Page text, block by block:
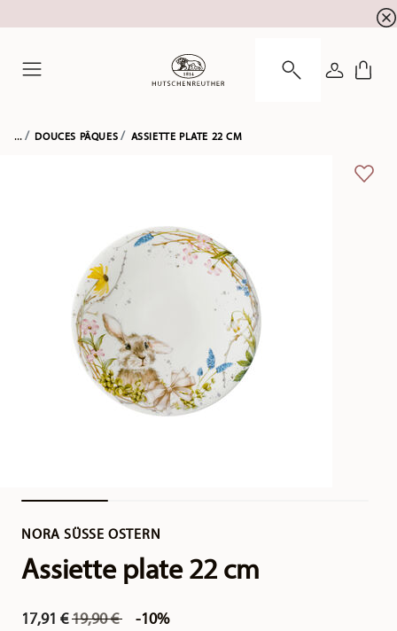
l'inscription à la
... DOUCES PÂQUES ASSIETTE PLATE 22 CM
NORA SÜSSE OSTERN
Assiette plate 22 cm
17,91 €Price reduced from
19,90 €to -10%